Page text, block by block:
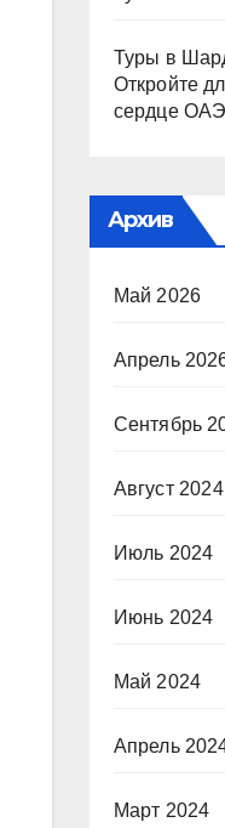
Туры в
Откройте
сердце ОАЭ
Архив
Май 2026
Апрель
Сентябрь
Август 2024
Июль 2024
Июнь 2024
Май 2024
Апрель
Март 2024